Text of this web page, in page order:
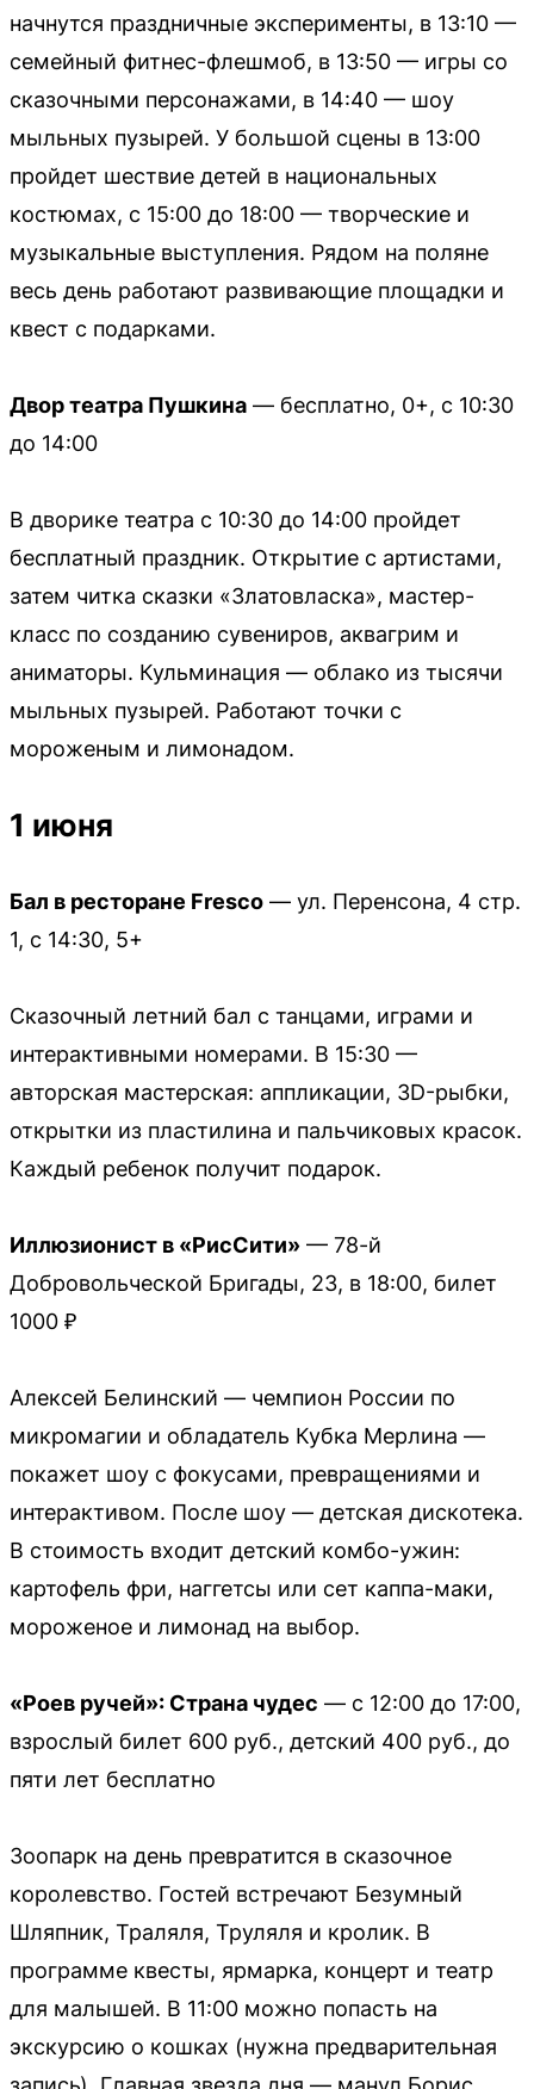
начнутся праздничные эксперименты, в 13:10 —
семейный фитнес-флешмоб, в 13:50 — игры со
сказочными персонажами, в 14:40 — шоу
мыльных пузырей. У большой сцены в 13:00
пройдет шествие детей в национальных
костюмах, с 15:00 до 18:00 — творческие и
музыкальные выступления. Рядом на поляне
весь день работают развивающие площадки и
квест с подарками.
Двор театра Пушкина — бесплатно, 0+, с 10:30
до 14:00
В дворике театра с 10:30 до 14:00 пройдет
бесплатный праздник. Открытие с артистами,
затем читка сказки «Златовласка», мастер-
класс по созданию сувениров, аквагрим и
аниматоры. Кульминация — облако из тысячи
мыльных пузырей. Работают точки с
мороженым и лимонадом.
1 июня
Бал в ресторане Fresco — ул. Перенсона, 4 стр.
1, с 14:30, 5+
Сказочный летний бал с танцами, играми и
интерактивными номерами. В 15:30 —
авторская мастерская: аппликации, 3D-рыбки,
открытки из пластилина и пальчиковых красок.
Каждый ребенок получит подарок.
Иллюзионист в «РисСити» — 78-й
Добровольческой Бригады, 23, в 18:00, билет
1000 ₽
Алексей Белинский — чемпион России по
микромагии и обладатель Кубка Мерлина —
покажет шоу с фокусами, превращениями и
интерактивом. После шоу — детская дискотека.
В стоимость входит детский комбо-ужин:
картофель фри, наггетсы или сет каппа-маки,
мороженое и лимонад на выбор.
«Роев ручей»: Страна чудес — с 12:00 до 17:00,
взрослый билет 600 руб., детский 400 руб., до
пяти лет бесплатно
Зоопарк на день превратится в сказочное
королевство. Гостей встречают Безумный
Шляпник, Траляля, Труляля и кролик. В
программе квесты, ярмарка, концерт и театр
для малышей. В 11:00 можно попасть на
экскурсию о кошках (нужна предварительная